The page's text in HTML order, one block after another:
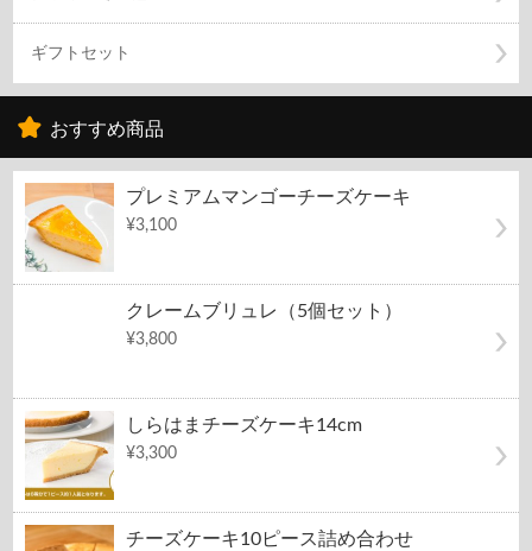
ギフトセット
おすすめ商品
プレミアムマンゴーチーズケーキ
¥3,100
クレームブリュレ（5個セット）
¥3,800
しらはまチーズケーキ14cm
¥3,300
チーズケーキ10ピース詰め合わせ